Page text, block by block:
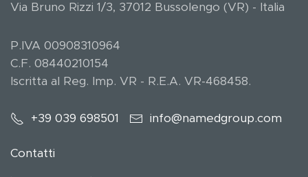
Via Bruno Rizzi 1/3, 37012 Bussolengo (VR) - Italia
P.IVA 00908310964
C.F. 08440210154
Iscritta al Reg. Imp. VR - R.E.A. VR-468458.
+39 039 698501 info@namedgroup.com
Contatti